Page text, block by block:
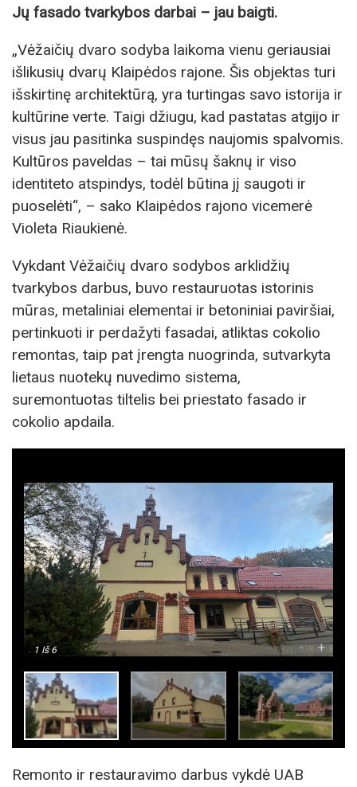
Jų fasado tvarkybos darbai – jau baigti.
„Vėžaičių dvaro sodyba laikoma vienu geriausiai
išlikusių dvarų Klaipėdos rajone. Šis objektas turi
išskirtinę architektūrą, yra turtingas savo istorija ir
kultūrine verte. Taigi džiugu, kad pastatas atgijo ir
visus jau pasitinka suspindęs naujomis spalvomis.
Kultūros paveldas – tai mūsų šaknų ir viso
identiteto atspindys, todėl būtina jį saugoti ir
puoselėti“, – sako Klaipėdos rajono vicemerė
Violeta Riaukienė.
Vykdant Vėžaičių dvaro sodybos arklidžių
tvarkybos darbus, buvo restauruotas istorinis
mūras, metaliniai elementai ir betoniniai paviršiai,
pertinkuoti ir perdažyti fasadai, atliktas cokolio
remontas, taip pat įrengta nuogrinda, sutvarkyta
lietaus nuotekų nuvedimo sistema,
suremontuotas tiltelis bei priestato fasado ir
cokolio apdaila.
1 Iš 6 - +
Remonto ir restauravimo darbus vykdė UAB